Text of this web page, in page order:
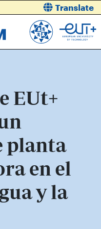
Translate
EUt+
planta
en el
y la